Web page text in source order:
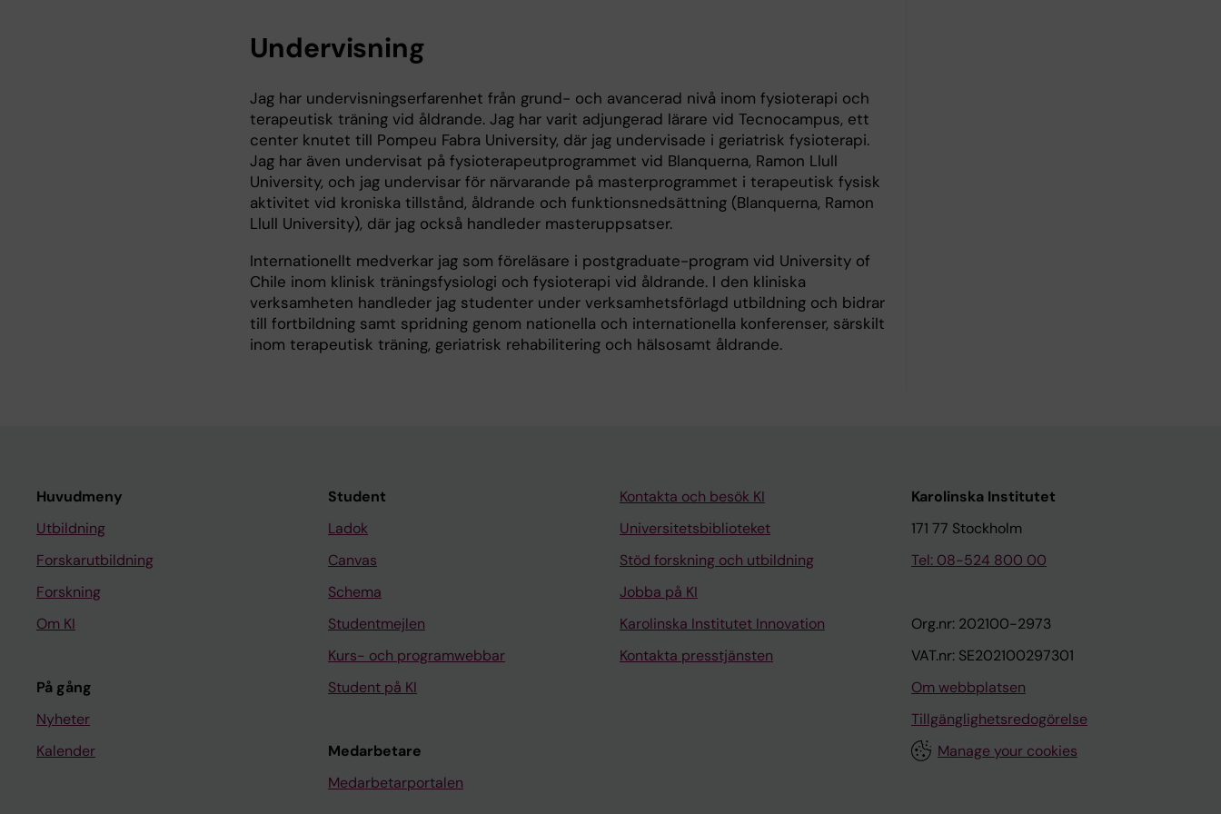
Undervisning
Jag har undervisningserfarenhet från grund- och avancerad nivå inom fysioterapi och
terapeutisk träning vid åldrande. Jag har varit adjungerad lärare vid Tecnocampus, ett
center knutet till Pompeu Fabra University, där jag undervisade i geriatrisk fysioterapi.
Jag har även undervisat på fysioterapeutprogrammet vid Blanquerna, Ramon Llull
University, och jag undervisar för närvarande på masterprogrammet i terapeutisk fysisk
aktivitet vid kroniska tillstånd, åldrande och funktionsnedsättning (Blanquerna, Ramon
Llull University), där jag också handleder masteruppsatser.
Internationellt medverkar jag som föreläsare i postgraduate-program vid University of
Chile inom klinisk träningsfysiologi och fysioterapi vid åldrande. I den kliniska
verksamheten handleder jag studenter under verksamhetsförlagd utbildning och bidrar
till fortbildning samt spridning genom nationella och internationella konferenser, särskilt
inom terapeutisk träning, geriatrisk rehabilitering och hälsosamt åldrande.
Huvudmeny
Utbildning
Forskarutbildning
Forskning
Om KI
På gång
Nyheter
Kalender
Student
Ladok
Canvas
Schema
Studentmejlen
Kurs- och programwebbar
Student på KI
Medarbetare
Medarbetarportalen
Kontakta och besök KI
Universitetsbiblioteket
Stöd forskning och utbildning
Jobba på KI
Karolinska Institutet Innovation
Kontakta presstjänsten
Karolinska Institutet
171 77 Stockholm
Tel: 08-524 800 00
Org.nr: 202100-2973
VAT.nr: SE202100297301
Om webbplatsen
Tillgänglighetsredogörelse
Manage your cookies